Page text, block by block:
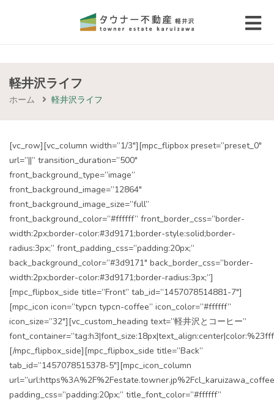
(物件種別から選ぶ)
(価格帯から選ぶ)
(コラム・移住者の声)
(お問い合わせ)
軽井沢ライフ
ホーム 軽井沢ライフ
[vc_row][vc_column width=”1/3″][mpc_flipbox preset=”preset_0″
url=”||” transition_duration=”500″
front_background_type=”image”
front_background_image=”12864″
front_background_image_size=”full”
front_background_color=”#ffffff” front_border_css=”border-
width:2px;border-color:#3d9171;border-style:solid;border-
radius:3px;” front_padding_css=”padding:20px;”
back_background_color=”#3d9171″ back_border_css=”border-
width:2px;border-color:#3d9171;border-radius:3px;”]
[mpc_flipbox_side title=”Front” tab_id=”1457078514881-7″]
[mpc_icon icon=”typcn typcn-coffee” icon_color=”#ffffff”
icon_size=”32″][vc_custom_heading text=”軽井沢とコーヒー”
[/mpc_flipbox_side][mpc_flipbox_side title=”Back”
tab_id=”1457078515378-5″][mpc_icon_column
padding_css=”padding:20px;” title_font_color=”#ffffff”